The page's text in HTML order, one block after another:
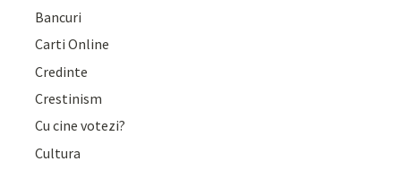
Bancuri
Carti Online
Credinte
Crestinism
Cu cine votezi?
Cultura